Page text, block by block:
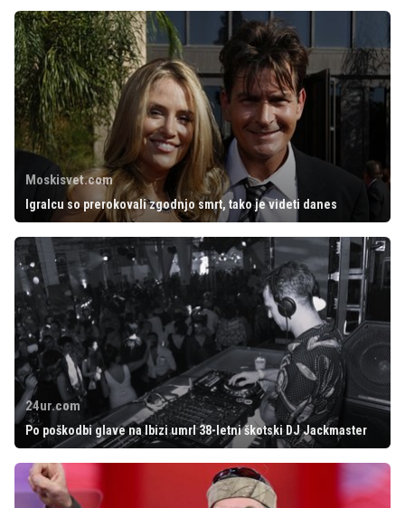
Moskisvet.com
Igralcu so prerokovali zgodnjo smrt, tako je videti danes
24ur.com
Po poškodbi glave na Ibizi umrl 38-letni škotski DJ Jackmaster